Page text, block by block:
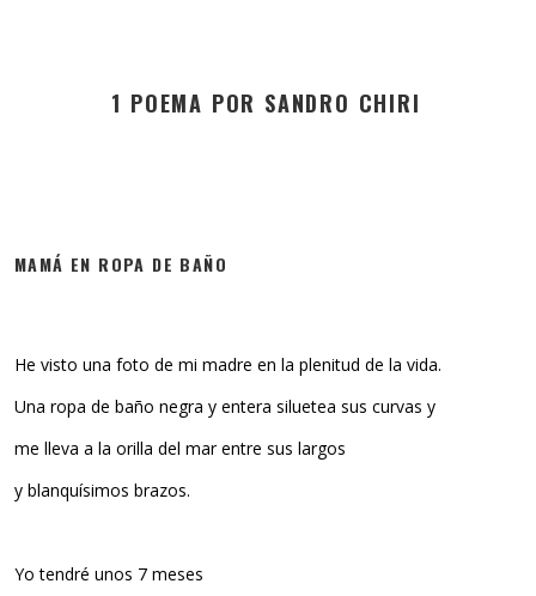
1 POEMA POR SANDRO CHIRI
MAMÁ EN ROPA DE BAÑO
He visto una foto de mi madre en la plenitud de la vida.
Una ropa de baño negra y entera siluetea sus curvas y
me lleva a la orilla del mar entre sus largos
y blanquísimos brazos.
Yo tendré unos 7 meses